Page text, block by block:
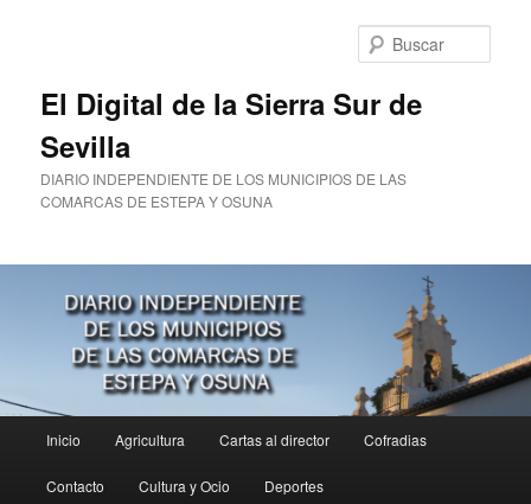
El Digital de la Sierra Sur de
Sevilla
DIARIO INDEPENDIENTE DE LOS MUNICIPIOS DE LAS
COMARCAS DE ESTEPA Y OSUNA
principal
Inicio Agricultura Cartas al director Cofradias
Contacto Cultura y Ocio Deportes